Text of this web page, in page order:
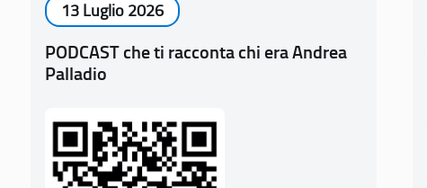
13 Luglio 2026
PODCAST che ti racconta chi era Andrea
Palladio